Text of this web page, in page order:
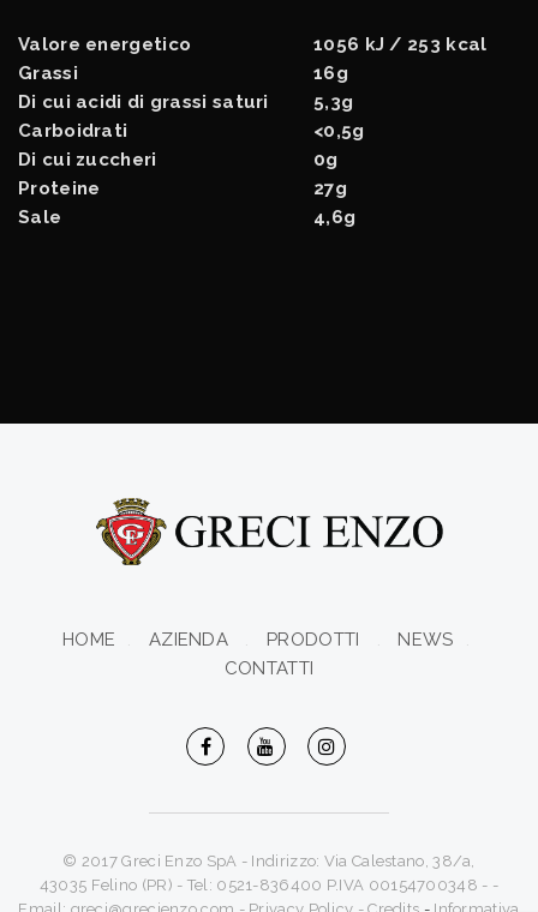
Valore energetico
1056 kJ / 253 kcal
Grassi
16g
Di cui acidi di grassi saturi
5,3g
Carboidrati
<0,5g
Di cui zuccheri
0g
Proteine
27g
Sale
4,6g
HOME AZIENDA PRODOTTI
NEWS
CONTATTI
© 2017 Greci Enzo SpA - Indirizzo: Via Calestano, 38/a,
43035 Felino (PR) - Tel: 0521-836400 P.IVA 00154700348 - -